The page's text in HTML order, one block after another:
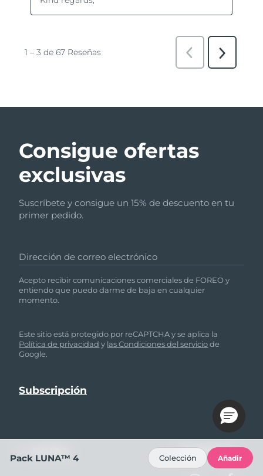
Consigue ofertas
exclusivas
Suscríbete y consigue un 15% de descuento en tu
primer pedido.
Dirección de correo electrónico
Acepto recibir comunicaciones comerciales de FOREO y
entiendo que puedo darme de baja en cualquier
momento.
Este sitio está protegido por reCAPTCHA y se aplica la
Política de privacidad y las Condiciones del serviciode
Google.
SÍGUENOS
Pack LUNA™ 4 Colección Añadir